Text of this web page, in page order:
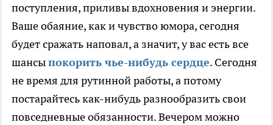
поступления, приливы вдохновения и энергии.
Ваше обаяние, как и чувство юмора, сегодня
будет сражать наповал, а значит, у вас есть все
шансыпокорить чье-нибудь сердце. Сегодня
не время для рутинной работы, а потому
постарайтесь как-нибудь разнообразить свои
повседневные обязанности. Вечером можно